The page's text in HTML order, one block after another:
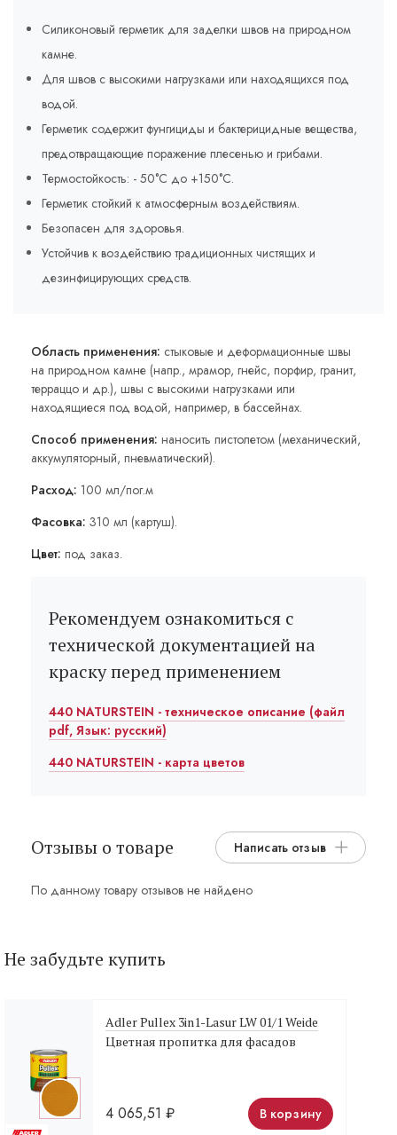
Силиконовый герметик для заделки швов на природном
камне.
Для швов с высокими нагрузками или находящихся под
водой.
Герметик содержит фунгициды и бактерицидные вещества,
предотвращающие поражение плесенью и грибами.
Термостойкость: - 50°C до +150°C.
Герметик стойкий к атмосферным воздействиям.
Безопасен для здоровья.
Устойчив к воздействию традиционных чистящих и
дезинфицирующих средств.
Область применения: стыковые и деформационные швы
на природном камне (напр., мрамор, гнейс, порфир, гранит,
терраццо и др.), швы с высокими нагрузками или
находящиеся под водой, например, в бассейнах.
Способ применения: наносить пистолетом (механический,
аккумуляторный, пневматический).
Расход: 100 мл/пог.м
Фасовка: 310 мл (картуш).
Цвет: под заказ.
Рекомендуем ознакомиться с
технической документацией на
краску перед применением
440 NATURSTEIN - техническое описание (файл
pdf, Язык: русский)
440 NATURSTEIN - карта цветов
Отзывы о товаре Написать отзыв
По данному товару отзывов не найдено
Не забудьте купить
Adler Pullex 3in1-Lasur LW 01/1 Weide
Цветная пропитка для фасадов
4 065,51 ₽ В корзину